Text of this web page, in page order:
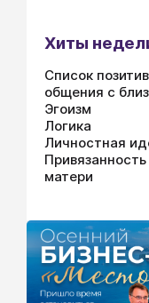
Хиты
Список
общения с
Эгоизм
Логика
Личностная
матери